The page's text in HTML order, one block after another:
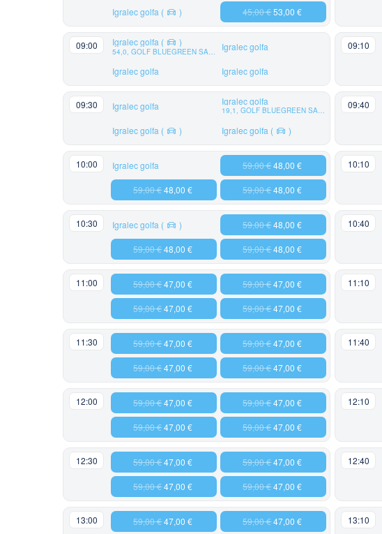
Igralec golfa ( ) 45,00 €53,00 €
09:00 Igralec golfa ( )
54,0, GOLF BLUEGREEN SAINT ETIENNE
Igralec golfa
Igralec golfa
Igralec golfa
09:10
09:30 Igralec golfa
Igralec golfa ( )
Igralec golfa
19,1, GOLF BLUEGREEN SAINT ETIENNE
Igralec golfa ( )
09:40
10:00 Igralec golfa
59,00 €48,00 €
59,00 €48,00 €
59,00 €48,00 €
10:10
10:30 Igralec golfa ( )
59,00 €48,00 €
59,00 €48,00 €
59,00 €48,00 €
10:40
11:00 59,00 €47,00 €
59,00 €47,00 €
59,00 €47,00 €
59,00 €47,00 €
11:10
11:30 59,00 €47,00 €
59,00 €47,00 €
59,00 €47,00 €
59,00 €47,00 €
11:40
12:00 59,00 €47,00 €
59,00 €47,00 €
59,00 €47,00 €
59,00 €47,00 €
12:10
12:30 59,00 €47,00 €
59,00 €47,00 €
59,00 €47,00 €
59,00 €47,00 €
12:40
13:00 59,00 €47,00 € 59,00 €47,00 € 13:10